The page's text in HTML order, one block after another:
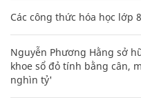
Các công thức hóa học lớp
Nguyễn Phương Hằng sở
khoe sổ đỏ tính bằng cân,
nghìn tỷ'